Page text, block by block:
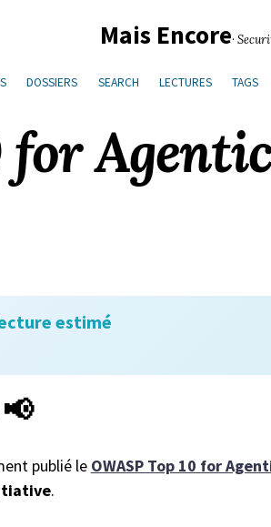
Mais Encore·
DOSSIERS SEARCH LECTURES TAGS
for
estimé
publié le OWASP Top 10 for
.